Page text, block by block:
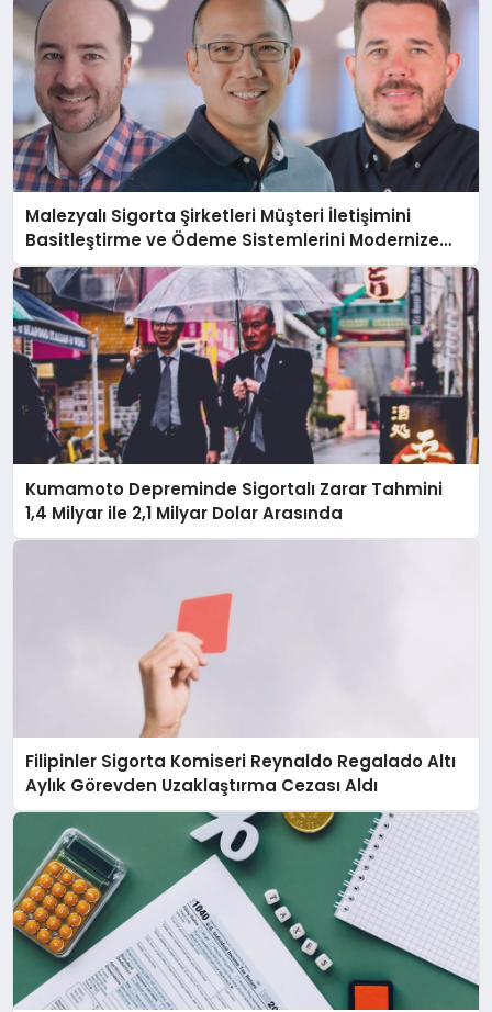
Malezyalı Sigorta Şirketleri Müşteri İletişimini
Basitleştirme ve Ödeme Sistemlerini Modernize
Etme Baskısı Altında
Kumamoto Depreminde Sigortalı Zarar Tahmini
1,4 Milyar ile 2,1 Milyar Dolar Arasında
Filipinler Sigorta Komiseri Reynaldo Regalado Altı
Aylık Görevden Uzaklaştırma Cezası Aldı